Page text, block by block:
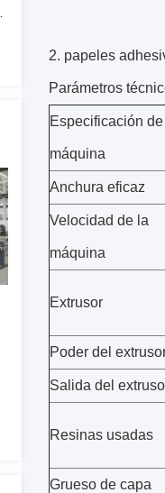
2. papeles
Parámetros
Especificación
máquina
Anchura eficaz
Velocidad de la
máquina
Extrusor
Poder del
Salida del
Resinas usadas
Grueso de capa